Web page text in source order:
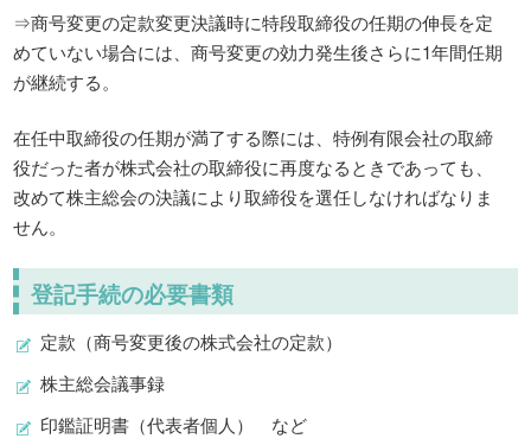
⇒商号変更の定款変更決議時に特段取締役の任期の伸長を定
めていない場合には、商号変更の効力発生後さらに1年間任期
が継続する。
在任中取締役の任期が満了する際には、特例有限会社の取締
役だった者が株式会社の取締役に再度なるときであっても、
改めて株主総会の決議により取締役を選任しなければなりま
せん。
登記手続の必要書類
定款（商号変更後の株式会社の定款）
株主総会議事録
印鑑証明書（代表者個人） など